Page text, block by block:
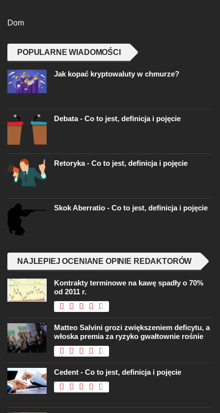
Dom
POPULARNE WIADOMOŚCI
Jak kopać kryptowaluty w chmurze?
Debata - Co to jest, definicja i pojęcie
Retoryka - Co to jest, definicja i pojęcie
Skok Aberratio - Co to jest, definicja i pojęcie
NAJLEPIEJ OCENIANE OPINIE REDAKTORÓW
Kontrakty terminowe na kawę spadły o 70%
od 2011 r.
Matteo Salvini grozi zwiększeniem deficytu, a
włoska premia za ryzyko gwałtownie rośnie
Cedent - Co to jest, definicja i pojęcie